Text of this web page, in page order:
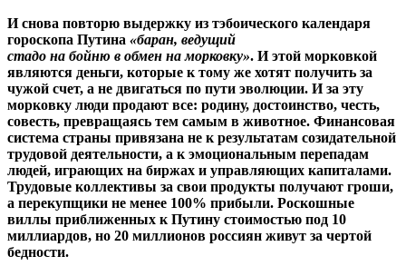
И снова повторю выдержку из тэбоического календаря
гороскопа Путина «баран, ведущий
стадо на бойню в обмен на морковку». И этой морковкой
являются деньги, которые к тому же хотят получить за
чужой счет, а не двигаться по пути эволюции. И за эту
морковку люди продают все: родину, достоинство, честь,
совесть, превращаясь тем самым в животное. Финансовая
система страны привязана не к результатам созидательной
трудовой деятельности, а к эмоциональным перепадам
людей, играющих на биржах и управляющих капиталами.
Трудовые коллективы за свои продукты получают гроши,
а перекупщики не менее 100% прибыли. Роскошные
виллы приближенных к Путину стоимостью под 10
миллиардов, но 20 миллионов россиян живут за чертой
бедности.